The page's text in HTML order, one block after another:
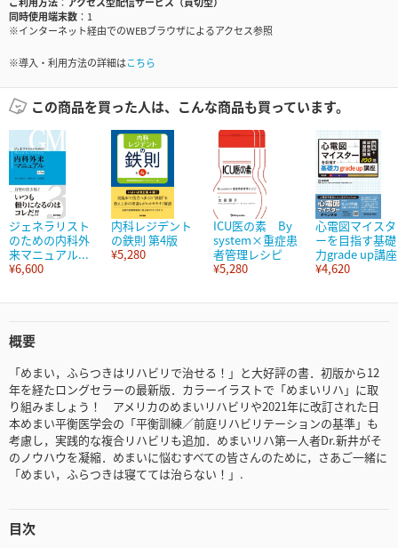
同時使用端末数
1
※インターネット経由でのWEBブラウザによるアクセス参照
※導入・利用方法の詳細はこちら
この商品を買った人は、こんな商品も買っています。
ジェネラリスト
のための内科外
来マニュアル...
¥6,600
内科レジデント
の鉄則 第4版
¥5,280
ICU医の素 By
system×重症患
者管理レシピ
¥5,280
心電図マイスタ
ーを目指す基礎
力grade up講座
¥4,620
概要
「めまい，ふらつきはリハビリで治せる！」と大好評の書．初版から12
年を経たロングセラーの最新版．カラーイラストで「めまいリハ」に取
り組みましょう！ アメリカのめまいリハビリや2021年に改訂された日
本めまい平衡医学会の「平衡訓練／前庭リハビリテーションの基準」も
考慮し，実践的な複合リハビリも追加．めまいリハ第一人者Dr.新井がそ
のノウハウを凝縮．めまいに悩むすべての皆さんのために，さあご一緒に
「めまい，ふらつきは寝てては治らない！」.
目次